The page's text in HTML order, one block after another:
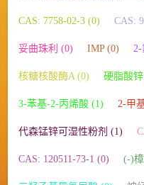
CAS: 7758-02-3 (0) CAS:
妥曲珠利 (0) IMP (0) 2-
核糖核酸酶A (0) 硬脂酸
3-苯基-2-丙烯酸 (1) 2-甲
代森锰锌可湿性粉剂 (1)
CAS: 120511-73-1 (0) (-)